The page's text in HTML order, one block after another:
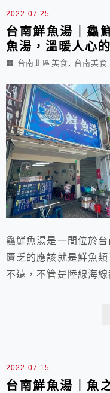
2022.07.25
台南鮮魚湯｜鱻
魚湯，溫暖人心
台南北區美食, 台南美食
鱻鮮魚湯是一間位於
匱乏的應該就是鮮魚
不遠，不管是陸線海
2022.07.15
台南鮮魚湯｜魚